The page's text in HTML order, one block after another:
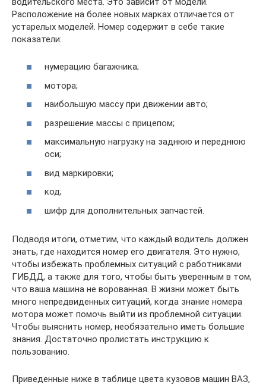
Расположение на более новых марках отличается от
устарелых моделей. Номер содержит в себе такие
показатели:
нумерацию багажника;
мотора;
наибольшую массу при движении авто;
разрешение массы с прицепом;
максимальную нагрузку на заднюю и переднюю
оси;
вид маркировки;
код;
шифр для дополнительных запчастей.
Подводя итоги, отметим, что каждый водитель должен
знать, где находится номер его двигателя. Это нужно,
чтобы избежать проблемных ситуаций с работниками
ГИБДД, а также для того, чтобы быть уверенным в том,
что ваша машина не ворованная. В жизни может быть
много непредвиденных ситуаций, когда знание номера
мотора может помочь выйти из проблемной ситуации.
Чтобы выяснить номер, необязательно иметь большие
знания. Достаточно пролистать инструкцию к
пользованию.
Приведенные ниже в таблице цвета кузовов машин ВАЗ,